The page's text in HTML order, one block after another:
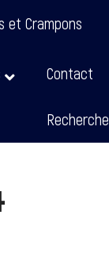
et Crampons
Contact
Recherche